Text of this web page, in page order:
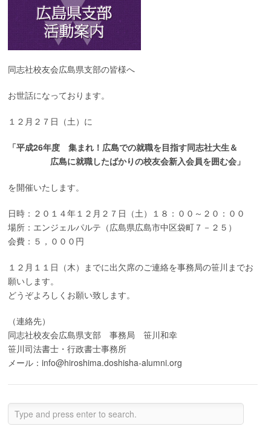
同志社校友会広島県支部の皆様へ
お世話になっております。
１２月２７日（土）に
「平成26年度 集まれ！広島での就職を目指す同志社大生＆
広島に就職したばかりの校友会新入会員を囲む会」
を開催いたします。
日時：２０１４年１２月２７日（土）１８：００～２０：００
場所：エンジェルパルテ（広島県広島市中区袋町７－２５）
会費：５，０００円
１２月１１日（木）までに出欠席のご連絡を事務局の笹川までお
願いします。
どうぞよろしくお願い致します。
（連絡先）
同志社校友会広島県支部 事務局 笹川和幸
笹川司法書士・行政書士事務所
メール：info@hiroshima.doshisha-alumni.org